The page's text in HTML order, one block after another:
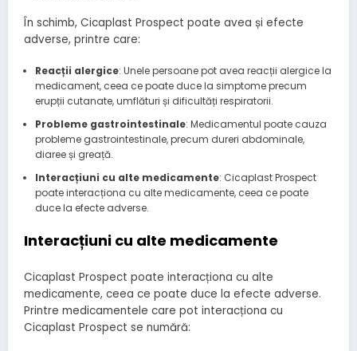
În schimb, Cicaplast Prospect poate avea și efecte
adverse, printre care:
Reacții alergice: Unele persoane pot avea reacții alergice la
medicament, ceea ce poate duce la simptome precum
erupții cutanate, umflături și dificultăți respiratorii.
Probleme gastrointestinale: Medicamentul poate cauza
probleme gastrointestinale, precum dureri abdominale,
diaree și greață.
Interacțiuni cu alte medicamente: Cicaplast Prospect
poate interacționa cu alte medicamente, ceea ce poate
duce la efecte adverse.
Interacțiuni cu alte medicamente
Cicaplast Prospect poate interacționa cu alte
medicamente, ceea ce poate duce la efecte adverse.
Printre medicamentele care pot interacționa cu
Cicaplast Prospect se numără: